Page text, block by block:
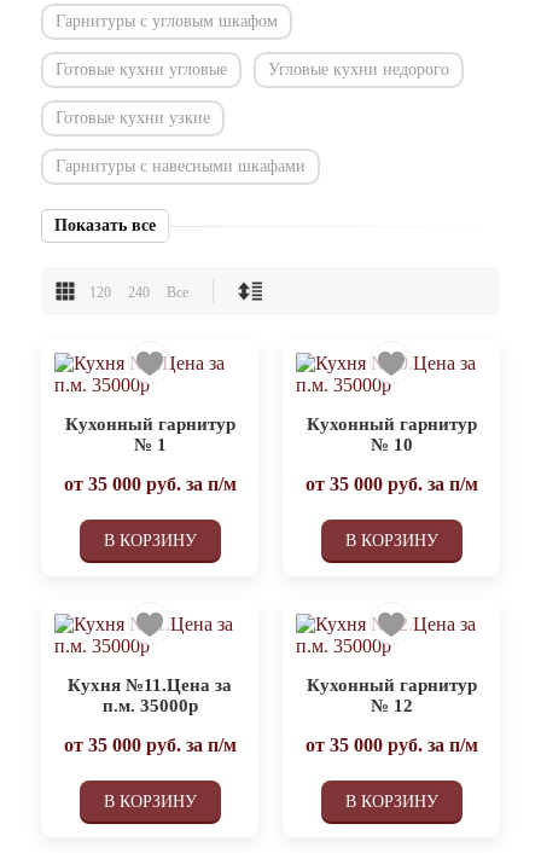
Гарнитуры с угловым шкафом
Готовые кухни угловые Угловые кухни недорого
Готовые кухни узкие
Гарнитуры с навесными шкафами
Показать все
120 240 Все
Кухонный гарнитур
№ 1
от 35 000руб. за п/м
В КОРЗИНУ
Кухонный гарнитур
№ 10
от 35 000руб. за п/м
В КОРЗИНУ
Кухня №11.Цена за
п.м. 35000р
от 35 000руб. за п/м
В КОРЗИНУ
Кухонный гарнитур
№ 12
от 35 000руб. за п/м
В КОРЗИНУ